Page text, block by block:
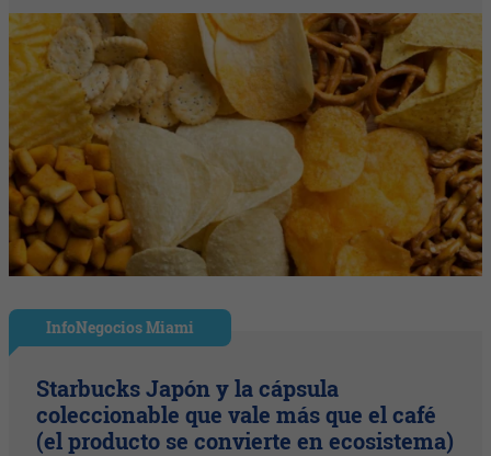
InfoNegocios Miami
Starbucks Japón y la cápsula
coleccionable que vale más que el café
(el producto se convierte en ecosistema)